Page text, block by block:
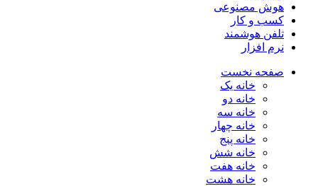
هوش مصنوعی
کسب و کار
تلفن هوشمند
نرم افزار
صفحه نخست
خانه یک
خانه دو
خانه سه
خانه چهار
خانه پنج
خانه شش
خانه هفت
خانه هشت